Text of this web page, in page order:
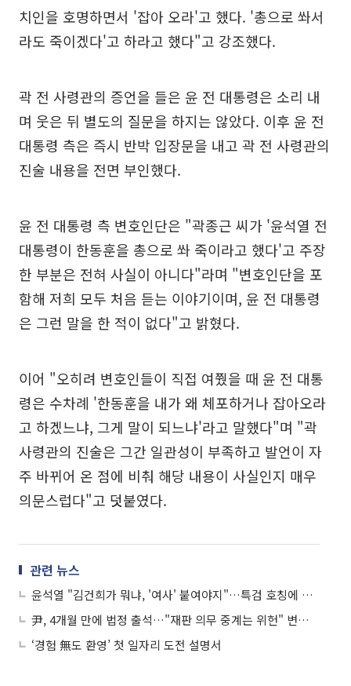
치인을 호명하면서 '잡아 오라'고 했다. '총으로 쏴서
라도 죽이겠다'고 하라고 했다"고 강조했다.
곽 전 사령관의 증언을 들은 윤 전 대통령은 소리 내
며 웃은 뒤 별도의 질문을 하지는 않았다. 이후 윤 전
대통령 측은 즉시 반박 입장문을 내고 곽 전 사령관의
진술 내용을 전면 부인했다.
윤 전 대통령 측 변호인단은 "곽종근 씨가 '윤석열 전
대통령이 한동훈을 총으로 쏴 죽이라고 했다'고 주장
한 부분은 전혀 사실이 아니다"라며 "변호인단을 포
함해 저희 모두 처음 듣는 이야기이며, 윤 전 대통령
은 그런 말을 한 적이 없다"고 밝혔다.
이어 "오히려 변호인들이 직접 여쭸을 때 윤 전 대통
령은 수차례 '한동훈을 내가 왜 체포하거나 잡아오라
고 하겠느냐, 그게 말이 되느냐'라고 말했다"며 "곽
사령관의 진술은 그간 일관성이 부족하고 발언이 자
주 바뀌어 온 점에 비춰 해당 내용이 사실인지 매우
의문스럽다"고 덧붙였다.
관련 뉴스
윤석열 "김건희가 뭐냐, '여사' 붙여야지"…특검 호칭에 법정서 발끈
尹, 4개월 만에 법정 출석…"재판 의무 중계는 위헌" 변호인단 공세
‘경험 無도 환영’ 첫 일자리 도전 설명서